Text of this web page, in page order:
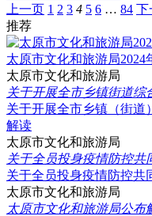
上一页 1 2 3 4 5 6 … 84 下
推荐
太原市文化和旅游局2024
太原市文化和旅游局
关于开展全市乡镇街道综
关于开展全市乡镇（街道
解读
太原市文化和旅游局
关于全员投身疫情防控共
关于全员投身疫情防控共
太原市文化和旅游局
太原市文化和旅游局公